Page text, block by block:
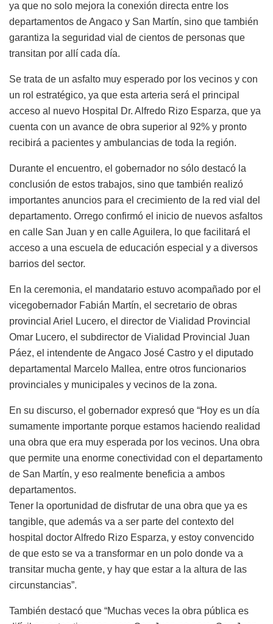
ya que no solo mejora la conexión directa entre los
departamentos de Angaco y San Martín, sino que también
garantiza la seguridad vial de cientos de personas que
transitan por allí cada día.
Se trata de un asfalto muy esperado por los vecinos y con
un rol estratégico, ya que esta arteria será el principal
acceso al nuevo Hospital Dr. Alfredo Rizo Esparza, que ya
cuenta con un avance de obra superior al 92% y pronto
recibirá a pacientes y ambulancias de toda la región.
Durante el encuentro, el gobernador no sólo destacó la
conclusión de estos trabajos, sino que también realizó
importantes anuncios para el crecimiento de la red vial del
departamento. Orrego confirmó el inicio de nuevos asfaltos
en calle San Juan y en calle Aguilera, lo que facilitará el
acceso a una escuela de educación especial y a diversos
barrios del sector.
En la ceremonia, el mandatario estuvo acompañado por el
vicegobernador Fabián Martín, el secretario de obras
provincial Ariel Lucero, el director de Vialidad Provincial
Omar Lucero, el subdirector de Vialidad Provincial Juan
Páez, el intendente de Angaco José Castro y el diputado
departamental Marcelo Mallea, entre otros funcionarios
provinciales y municipales y vecinos de la zona.
En su discurso, el gobernador expresó que “Hoy es un día
sumamente importante porque estamos haciendo realidad
una obra que era muy esperada por los vecinos. Una obra
que permite una enorme conectividad con el departamento
de San Martín, y eso realmente beneficia a ambos
departamentos.
Tener la oportunidad de disfrutar de una obra que ya es
tangible, que además va a ser parte del contexto del
hospital doctor Alfredo Rizo Esparza, y estoy convencido
de que esto se va a transformar en un polo donde va a
transitar mucha gente, y hay que estar a la altura de las
circunstancias”.
También destacó que “Muchas veces la obra pública es